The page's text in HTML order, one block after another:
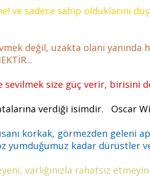
ve sadece sahip olduklarını
değil, uzakta olanı
size güç verir, birisini
verdiği isimdir. Oscar
korkak, görmezden geleni
yumduğumuz kadar
varlığınızla rahatsız